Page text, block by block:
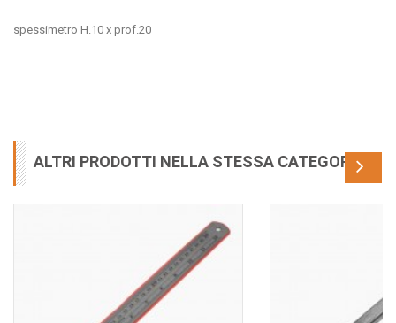
spessimetro H.10 x prof.20
ALTRI PRODOTTI NELLA STESSA CATEGORIA